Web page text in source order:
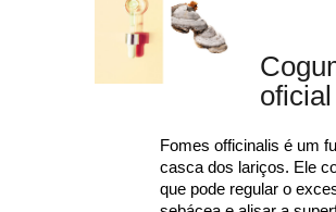
oficial
Fomes officinalis é um
casca dos lariços. Ele
que pode regular o